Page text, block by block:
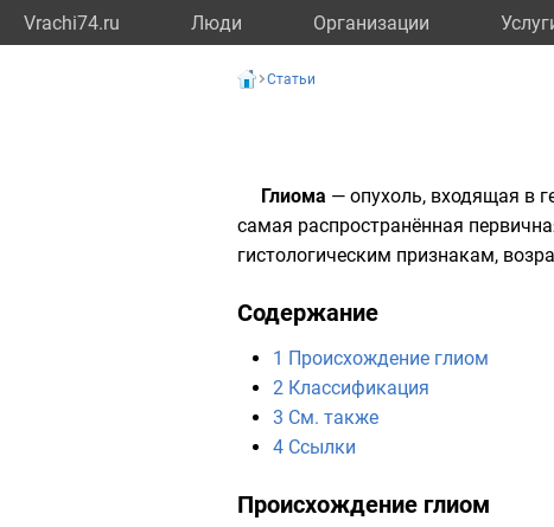
Vrachi74.ru Люди Организации
Статьи
Глиома — опухоль, входящая в
самая распространённая
гистологическим признакам,
Содержание
1 Происхождение глиом
2 Классификация
3 См. также
4 Ссылки
Происхождение глиом